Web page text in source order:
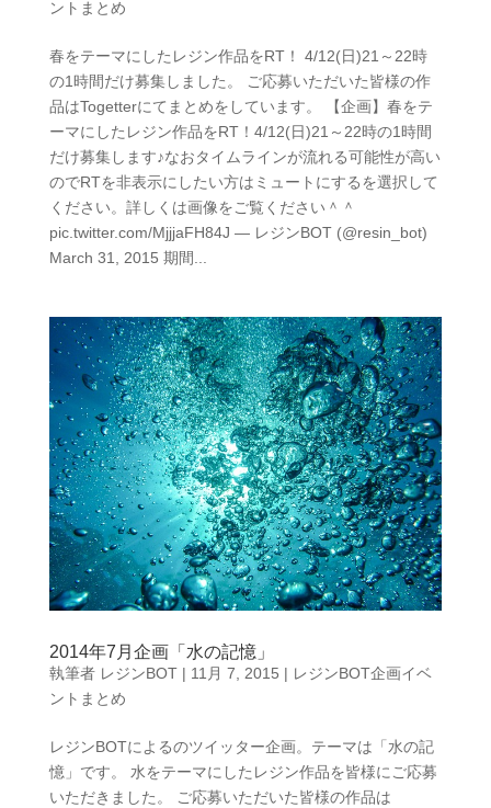
ントまとめ
春をテーマにしたレジン作品をRT！ 4/12(日)21～22時
の1時間だけ募集しました。 ご応募いただいた皆様の作
品はTogetterにてまとめをしています。 【企画】春をテ
ーマにしたレジン作品をRT！4/12(日)21～22時の1時間
だけ募集します♪なおタイムラインが流れる可能性が高い
のでRTを非表示にしたい方はミュートにするを選択して
ください。詳しくは画像をご覧ください＾＾
pic.twitter.com/MjjjaFH84J — レジンBOT (@resin_bot)
March 31, 2015 期間...
2014年7月企画「水の記憶」
執筆者 レジンBOT| 11月 7, 2015 | レジンBOT企画イベ
ントまとめ
レジンBOTによるのツイッター企画。テーマは「水の記
憶」です。 水をテーマにしたレジン作品を皆様にご応募
いただきました。 ご応募いただいた皆様の作品は